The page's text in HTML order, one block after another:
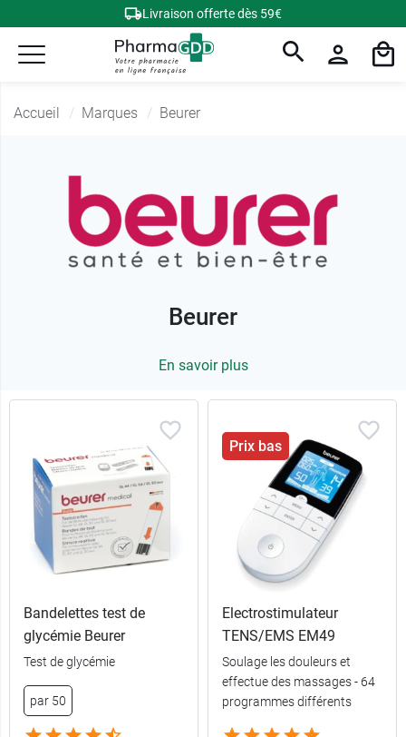
Livraison offerte dès 59€
Accueil Marques Beurer
Beurer
En savoir plus
Bandelettes test de
glycémie Beurer
Test de glycémie
par 50
Prix bas
Electrostimulateur
TENS/EMS EM49
Soulage les douleurs et
effectue des massages - 64
programmes différents